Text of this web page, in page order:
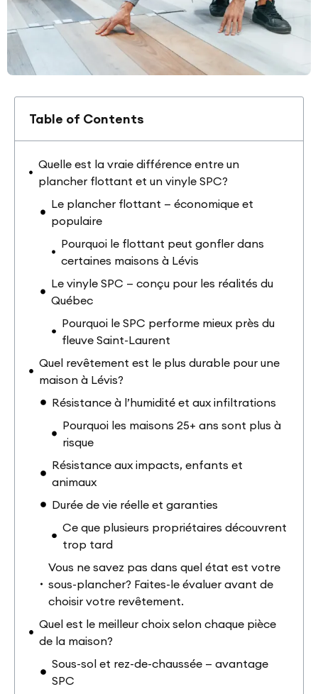
Table of Contents
Quelle est la vraie différence entre un
plancher flottant et un vinyle SPC?
Le plancher flottant — économique et
populaire
Pourquoi le flottant peut gonfler dans
certaines maisons à Lévis
Le vinyle SPC — conçu pour les réalités du
Québec
Pourquoi le SPC performe mieux près du
fleuve Saint-Laurent
Quel revêtement est le plus durable pour une
maison à Lévis?
Résistance à l’humidité et aux infiltrations
Pourquoi les maisons 25+ ans sont plus à
risque
Résistance aux impacts, enfants et
animaux
Durée de vie réelle et garanties
Ce que plusieurs propriétaires découvrent
trop tard
Vous ne savez pas dans quel état est votre
sous-plancher? Faites-le évaluer avant de
choisir votre revêtement.
Quel est le meilleur choix selon chaque pièce
de la maison?
Sous-sol et rez-de-chaussée — avantage
SPC